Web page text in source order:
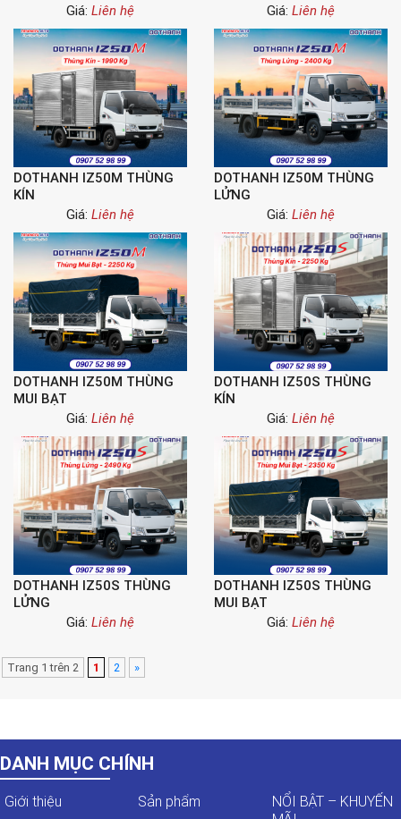
Giá: Liên hệ
Giá: Liên hệ
DOTHANH IZ50M THÙNG
KÍN
Giá: Liên hệ
DOTHANH IZ50M THÙNG
LỬNG
Giá: Liên hệ
DOTHANH IZ50M THÙNG
MUI BẠT
Giá: Liên hệ
DOTHANH IZ50S THÙNG
KÍN
Giá: Liên hệ
DOTHANH IZ50S THÙNG
LỬNG
Giá: Liên hệ
DOTHANH IZ50S THÙNG
MUI BẠT
Giá: Liên hệ
Trang 1 trên 2 1 2 »
DANH MỤC CHÍNH
Giới thiệu Sản phẩm
NỔI BẬT – KHUYẾN